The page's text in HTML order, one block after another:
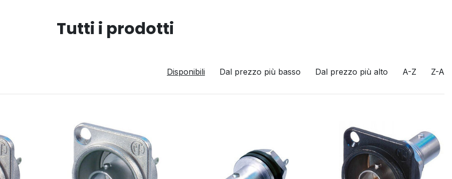
Tutti i prodotti
Disponibili Dal prezzo più basso Dal prezzo più alto A-Z Z-A